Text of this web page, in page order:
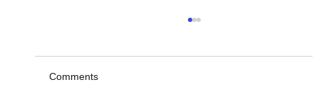
"Σύμβασης Εργασίας Ορισμένου Χρόνου"
Η Δημοτική Κοινωφελής Επιχείρηση Νισύρου
Comments